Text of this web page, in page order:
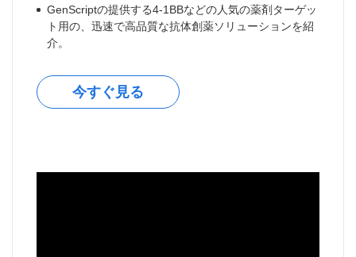
GenScriptの提供する4-1BBなどの人気の薬剤ターゲッ
ト用の、迅速で高品質な抗体創薬ソリューションを紹
介。
今すぐ見る